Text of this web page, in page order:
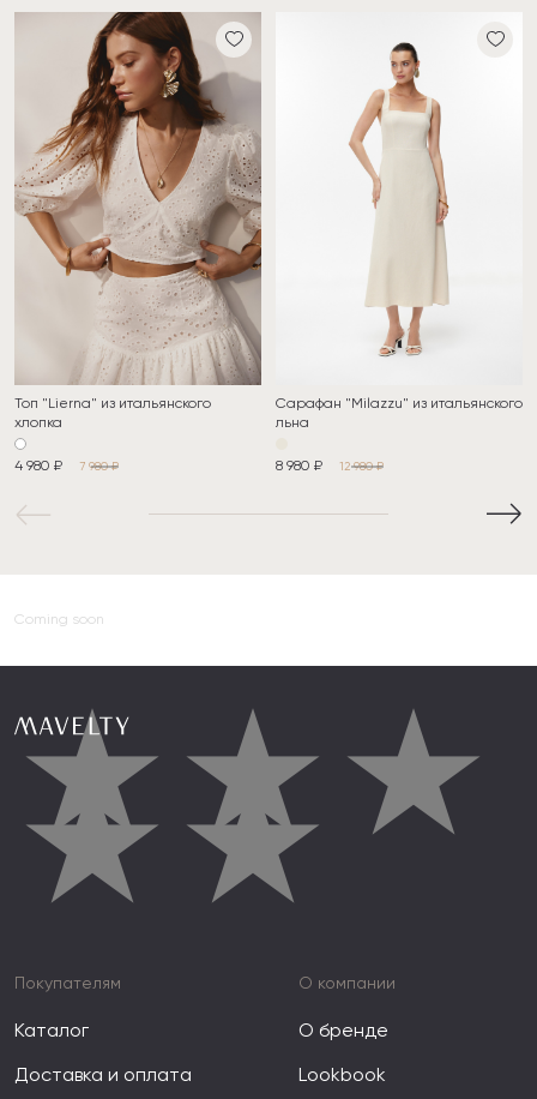
Топ "Lierna" из итальянского
хлопка
4 980 ₽ 7 980 ₽
Сарафан "Milazzu" из итальянского
льна
8 980 ₽ 12 980 ₽
Coming soon
★★★
★★
Покупателям
Каталог
Доставка и оплата
О компании
О бренде
Lookbook